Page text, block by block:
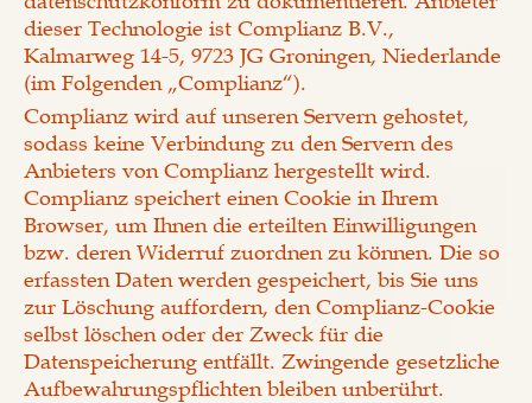
dieser Technologie ist Complianz B.V.,
Kalmarweg 14-5, 9723 JG Groningen, Niederlande
(im Folgenden „Complianz“).
Complianz wird auf unseren Servern gehostet,
sodass keine Verbindung zu den Servern des
Anbieters von Complianz hergestellt wird.
Complianz speichert einen Cookie in Ihrem
Browser, um Ihnen die erteilten Einwilligungen
bzw. deren Widerruf zuordnen zu können. Die so
erfassten Daten werden gespeichert, bis Sie uns
zur Löschung auffordern, den Complianz-Cookie
selbst löschen oder der Zweck für die
Datenspeicherung entfällt. Zwingende gesetzliche
Aufbewahrungspflichten bleiben unberührt.